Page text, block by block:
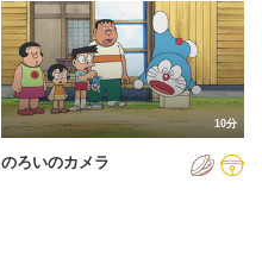
10分
のろいのカメラ